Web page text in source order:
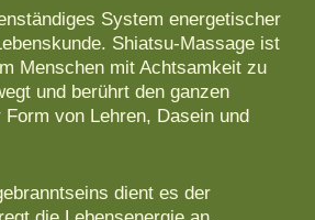
System energetischer
Shiatsu-Massage ist
Menschen mit Achtsamkeit zu
und berührt den ganzen
von Lehren, Dasein und
dient es der